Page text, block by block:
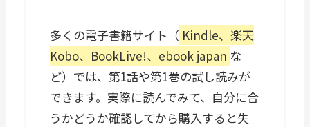
多くの電子書籍サイト（ Kindle、楽天
Kobo、BookLive!、ebook japan な
ど）では、第1話や第1巻の試し読みが
できます。実際に読んでみて、自分に合
うかどうか確認してから購入すると失